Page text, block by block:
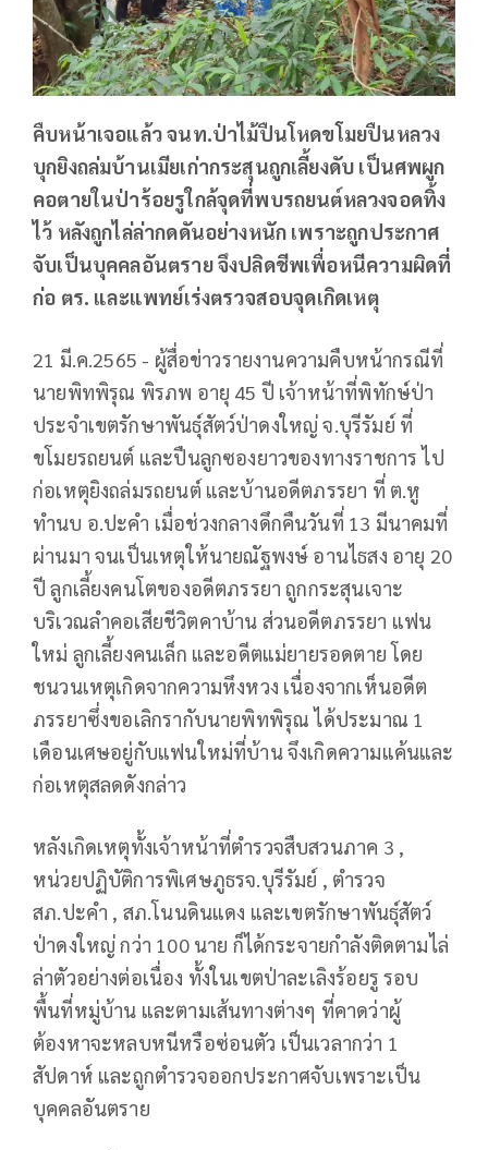
คืบหน้าเจอแล้ว จนท.ป่าไม้ปืนโหดขโมยปืนหลวง
บุกยิงถล่มบ้านเมียเก่ากระสุนถูกเลี้ยงดับ เป็นศพผูก
คอตายในป่าร้อยรูใกล้จุดที่พบรถยนต์หลวงจอดทิ้ง
ไว้ หลังถูกไล่ล่ากดดันอย่างหนัก เพราะถูกประกาศ
จับเป็นบุคคลอันตราย จึงปลิดชีพเพื่อหนีความผิดที่
ก่อ ตร. และแพทย์เร่งตรวจสอบจุดเกิดเหตุ
21 มี.ค.2565​ - ผู้สื่อข่าวรายงานความคืบหน้ากรณีที่
นายพิทพิรุณ พิรภพ อายุ 45 ปี เจ้าหน้าที่พิทักษ์ป่า
ประจำเขตรักษาพันธุ์สัตว์ป่าดงใหญ่​ จ.บุรีรัมย์ ที่
ขโมยรถยนต์ และปืนลูกซองยาวของทางราชการ ไป
ก่อเหตุยิงถล่มรถยนต์ และบ้านอดีตภรรยา ที่ ต.หู
ทำนบ อ.ปะคำ เมื่อช่วงกลางดึกคืนวันที่ 13 มีนาคมที่
ผ่านมา จนเป็นเหตุให้นายณัฐพงษ์ อานไธสง อายุ 20
ปี ลูกเลี้ยงคนโตของอดีตภรรยา ถูกกระสุนเจาะ
บริเวณลำคอเสียชีวิตคาบ้าน ส่วนอดีตภรรยา แฟน
ใหม่ ลูกเลี้ยงคนเล็ก และอดีตแม่ยายรอดตาย โดย
ชนวนเหตุเกิดจากความหึงหวง เนื่องจากเห็นอดีต
ภรรยาซึ่งขอเลิกรากับนายพิทพิรุณ ได้ประมาณ 1
เดือนเศษอยู่กับแฟนใหม่ที่บ้าน จึงเกิดความแค้นและ
ก่อเหตุสลดดังกล่าว
หลังเกิดเหตุทั้งเจ้าหน้าที่ตำรวจสืบสวนภาค 3 ,
หน่วยปฏิบัติการพิเศษภูธรจ.บุรีรัมย์ , ตำรวจ
สภ.ปะคำ , สภ.โนนดินแดง และเขตรักษาพันธุ์สัตว์
ป่าดงใหญ่ กว่า 100 นาย ก็ได้กระจายกำลังติดตามไล่
ล่าตัวอย่างต่อเนื่อง ทั้งในเขตป่าละเลิงร้อยรู รอบ
พื้นที่หมู่บ้าน และตามเส้นทางต่างๆ ที่คาดว่าผู้
ต้องหาจะหลบหนีหรือซ่อนตัว เป็นเวลากว่า 1
สัปดาห์ และถูกตำรวจออกประกาศจับเพราะเป็น
บุคคลอันตราย